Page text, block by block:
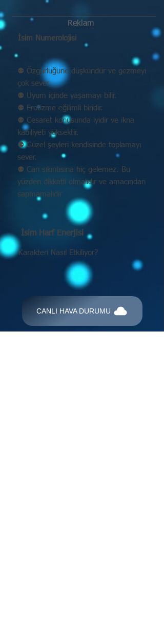
Reklam
İsim Numerolojisi
⚉ Özgürlüğüne düşkündür ve gezmeyi
çok sever.
⚉ Uyum içinde yaşamayı bilir.
⚉ Erotizme eğilimli biridir.
⚉ Cesaret konusunda iyidir ve ikna
kabiliyeti yüksektir.
⚉ Güzel şeyleri kendisinde toplamayı
sever.
⚉ Can sıkıntısına hiç gelemez. Bu
yüzden dikkatli olmalıdır ve amacından
sapmamalıdır
İsim Harf Enerjisi
Karakteri Nasıl Etkiliyor?
CANLI HAVA DURUMU